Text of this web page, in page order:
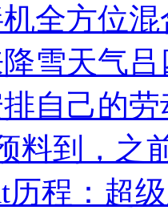
全方位
雪天气
自己的
料到，之
历程：超